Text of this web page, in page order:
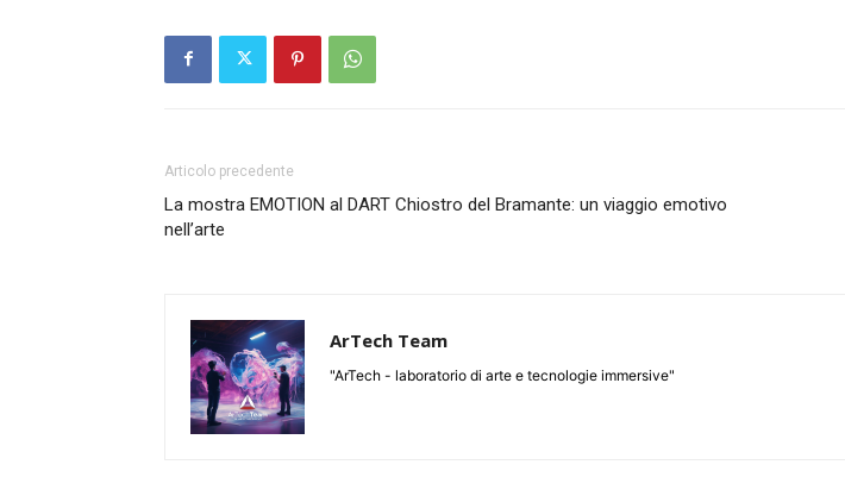
Articolo precedente
La mostra EMOTION al DART Chiostro del Bramante: un viaggio emotivo
nell’arte
ArTech Team
"ArTech - laboratorio di arte e tecnologie immersive"